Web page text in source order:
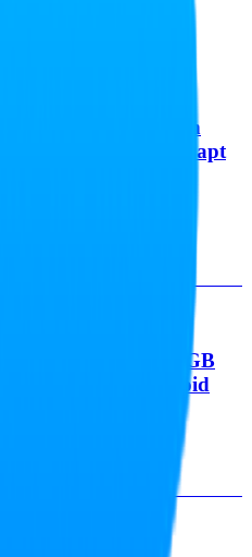
Expansion
Negro Win Mac Adapt
USB QUARONI 16GB
Con Android